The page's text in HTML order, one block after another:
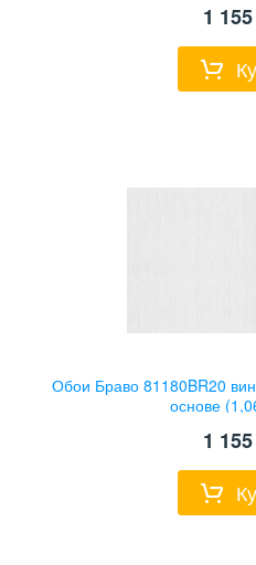
1 155
Обои Браво 81180BR20
основе
1 155